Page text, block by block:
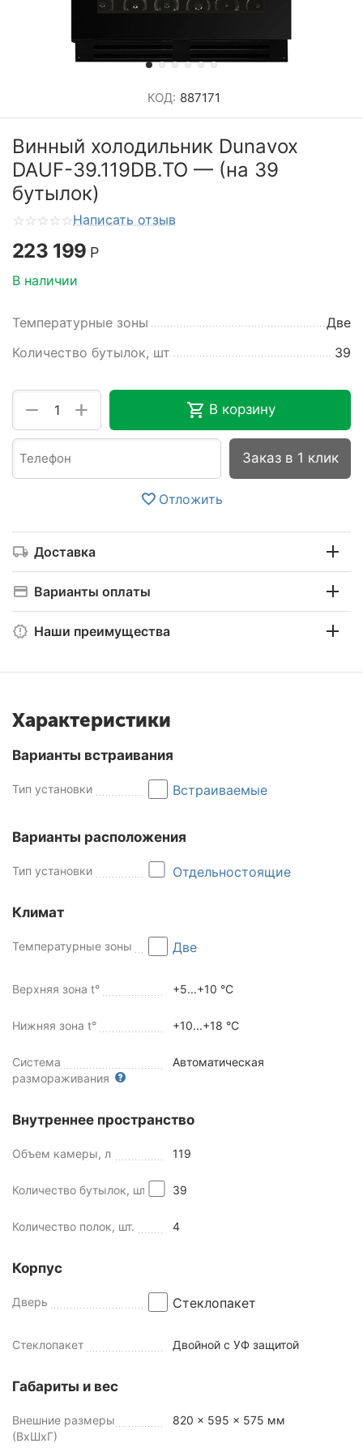
КОД: 887171
Винный холодильник Dunavox
DAUF-39.119DB.TO — (на 39
бутылок)
Написать отзыв
223 199 Р
В наличии
Температурные зоны
Две
Количество бутылок, шт
39
+
− В корзину
Заказ в 1 клик
Отложить
Доставка
Варианты оплаты
Наши преимущества
Характеристики
Варианты встраивания
Тип установки Встраиваемые
Варианты расположения
Тип установки Отдельностоящие
Климат
Температурные зоны Две
Верхняя зона t° +5...+10 °C
Нижняя зона t° +10...+18 °C
Система
размораживания
Автоматическая
Внутреннее пространство
Объем камеры, л 119
Количество бутылок, шт 39
Количество полок, шт. 4
Корпус
Дверь Стеклопакет
Стеклопакет Двойной с УФ защитой
Габариты и вес
Внешние размеры
(ВхШхГ)
820 x 595 x 575 мм